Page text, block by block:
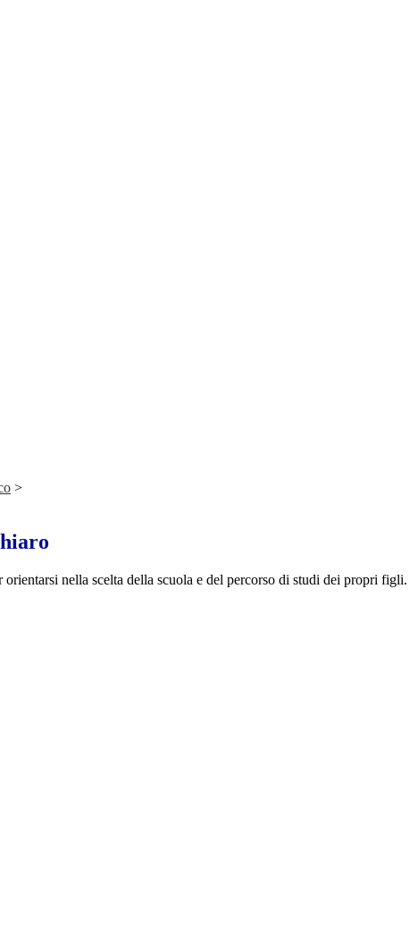
>
orientarsi nella scelta della scuola e del percorso di studi dei propri figli.